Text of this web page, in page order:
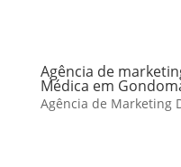
Agência de
Médica em
Agência de Marketing